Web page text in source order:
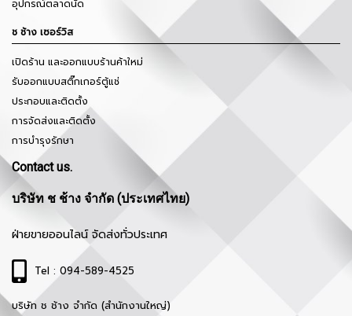
อุปกรณ์ตลาดนัด
ช ช้าง เซอร์วิส
เปิดร้าน และออกแบบร้านค้าใหม่
รับออกแบบสติ๊กเกอร์ตู้แช่
ประกอบและติดตั้ง
การจัดส่งและติดตั้ง
การบำรุงรักษา
Contact us.
บริษัท ช ช้าง จำกัด (ประเทศไทย)
ฝ่ายขายออนไลน์ จัดส่งทั่วประเทศ
Tel : 094-589-4525
บริษัท ช ช้าง จำกัด (สำนักงานใหญ่)